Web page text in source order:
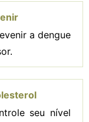
a dengue
seu nível